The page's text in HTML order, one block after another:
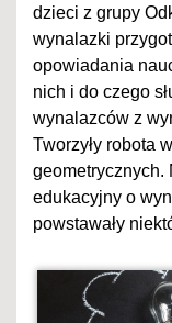
dzieci z grupy
wynalazki
opowiadania
nich i do czego
wynalazców z
Tworzyły robota
geometrycznych.
edukacyjny o
powstawały